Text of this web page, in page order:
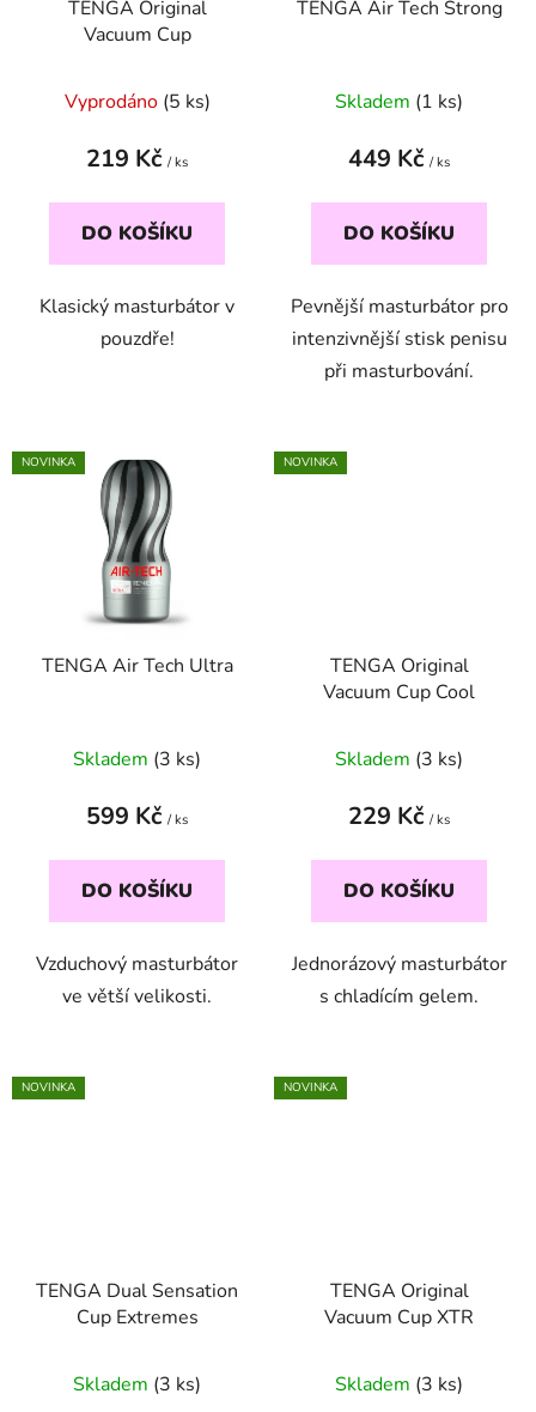
TENGA Original
Vacuum Cup
Vyprodáno (5 ks)
219 Kč / ks
DO KOŠÍKU
Klasický masturbátor v
pouzdře!
TENGA Air Tech Strong
hodnocení
produktu
5,0
z
hvězdiček.
Skladem (1 ks)
449 Kč / ks
DO KOŠÍKU
Pevnější masturbátor pro
intenzivnější stisk penisu
při masturbování.
NOVINKA
TENGA Air Tech Ultra
Skladem (3 ks)
599 Kč / ks
DO KOŠÍKU
Vzduchový masturbátor
ve větší velikosti.
NOVINKA
TENGA Original
Vacuum Cup Cool
Skladem (3 ks)
229 Kč / ks
DO KOŠÍKU
Jednorázový masturbátor
s chladícím gelem.
NOVINKA
TENGA Dual Sensation
Cup Extremes
Skladem (3 ks)
NOVINKA
TENGA Original
Vacuum Cup XTR
Skladem (3 ks)